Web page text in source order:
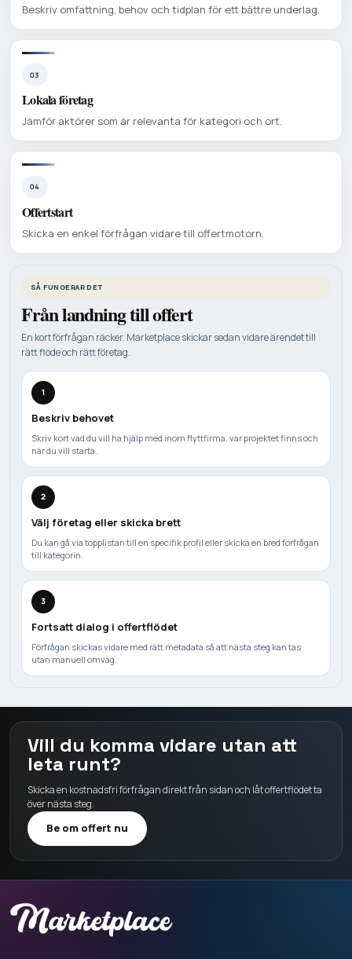
Beskriv omfattning, behov och tidplan för ett bättre underlag.
03
Lokala företag
Jämför aktörer som är relevanta för kategori och ort.
04
Offertstart
Skicka en enkel förfrågan vidare till offertmotorn.
SÅ FUNGERAR DET
Från landning till offert
En kort förfrågan räcker. Marketplace skickar sedan vidare ärendet till
rätt flöde och rätt företag.
1
Beskriv behovet
Skriv kort vad du vill ha hjälp med inom flyttfirma, var projektet finns och
när du vill starta.
2
Välj företag eller skicka brett
Du kan gå via topplistan till en specifik profil eller skicka en bred förfrågan
till kategorin.
3
Fortsatt dialog i offertflödet
Förfrågan skickas vidare med rätt metadata så att nästa steg kan tas
utan manuell omväg.
Vill du komma vidare utan att
leta runt?
Skicka en kostnadsfri förfrågan direkt från sidan och låt offertflödet ta
över nästa steg.
Be om offert nu